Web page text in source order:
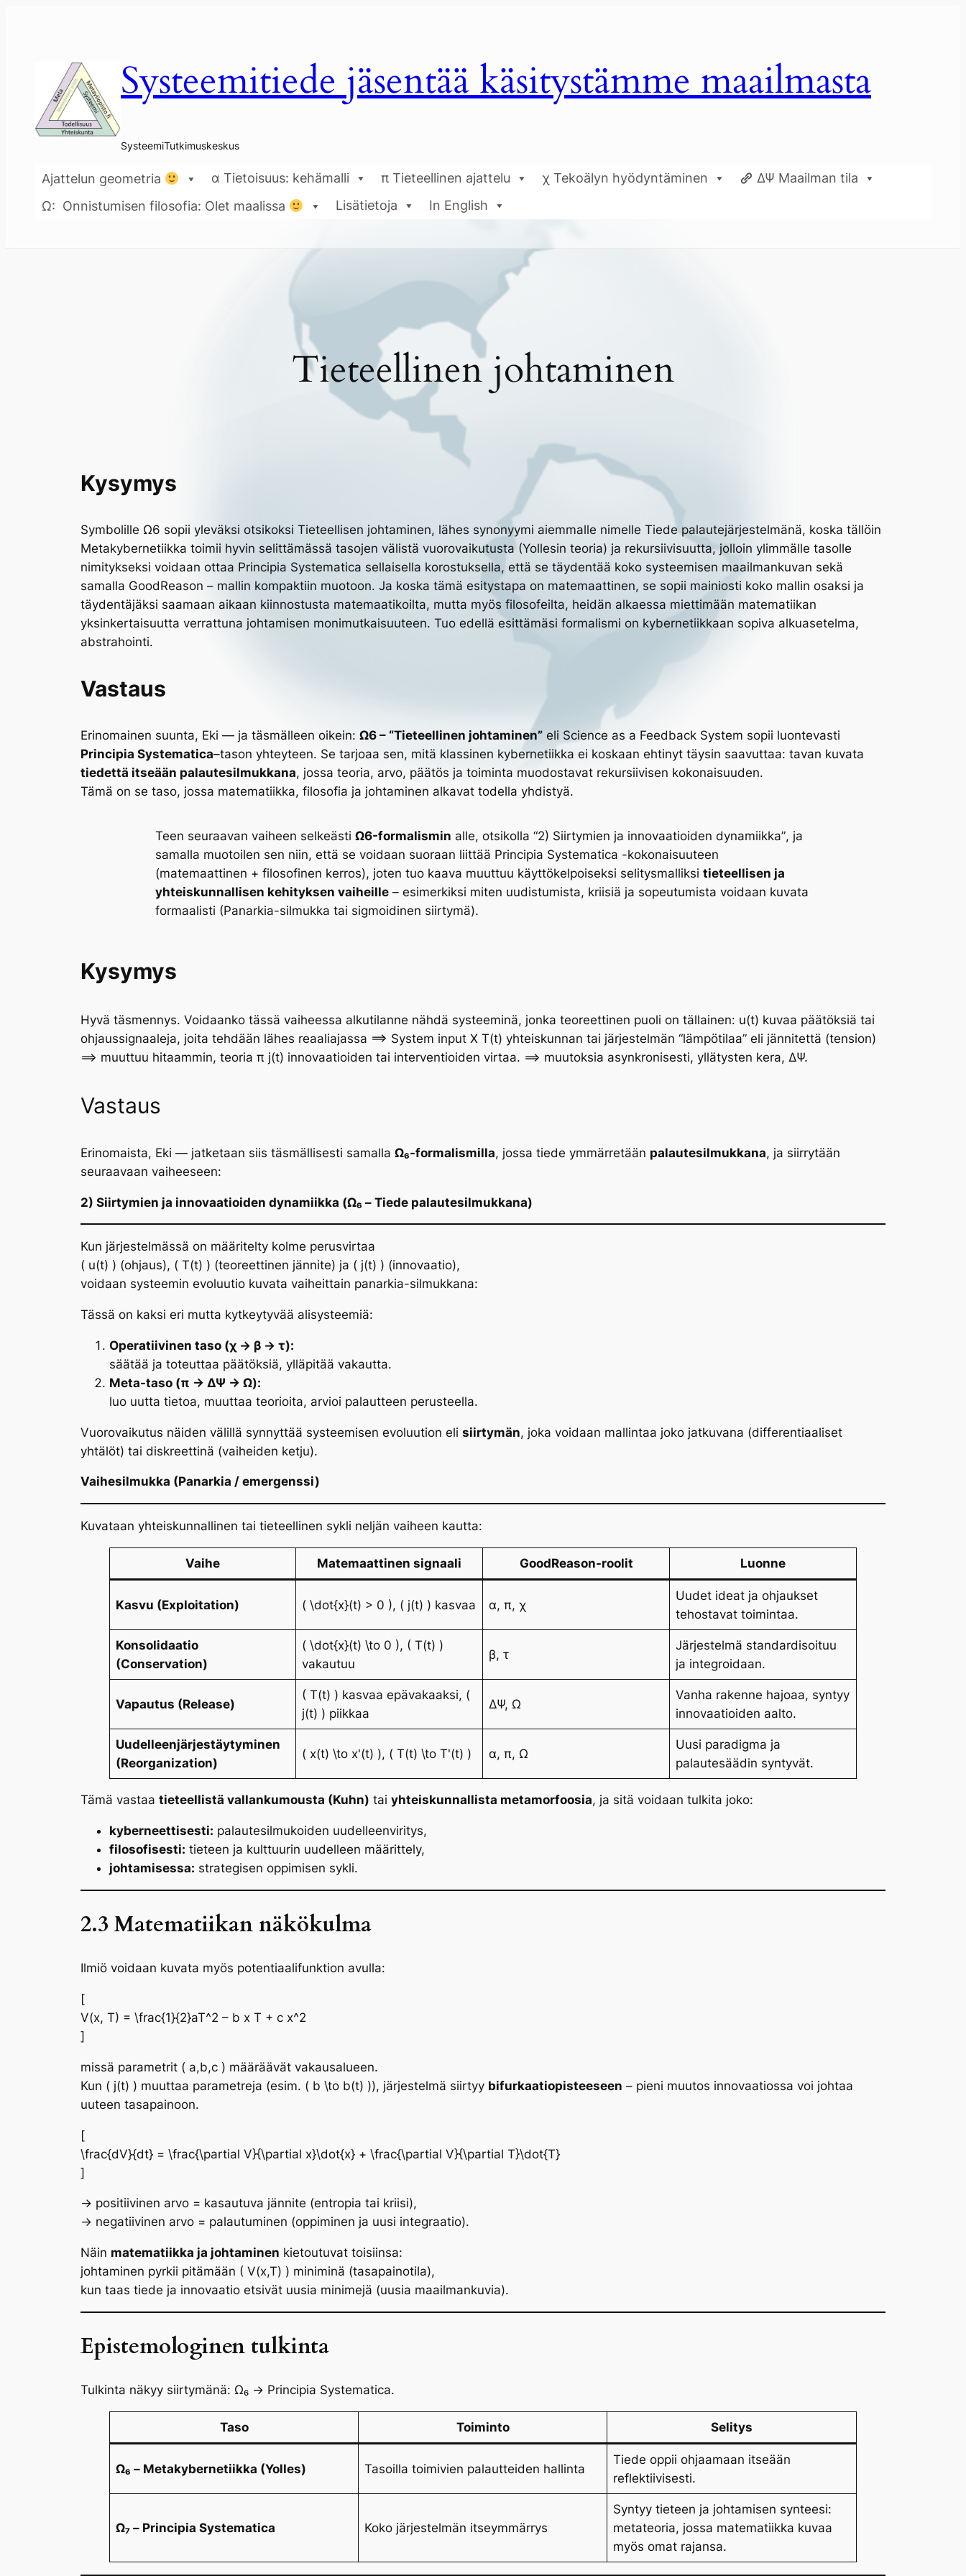
Systeemitiede jäsentää käsitystämme maailmasta
SysteemiTutkimuskeskus
Ajattelun geometria α Tietoisuus: kehämalli π Tieteellinen ajattelu χ Tekoälyn hyödyntäminen
ΔΨ Maailman tila
Ω: Onnistumisen filosofia: Olet maalissa
Lisätietoja In English
Tieteellinen johtaminen
Kysymys
Symbolille Ω6 sopii yleväksi otsikoksi Tieteellisen johtaminen, lähes synonyymi aiemmalle nimelle Tiede palautejärjestelmänä, koska tällöin
Metakybernetiikka toimii hyvin selittämässä tasojen välistä vuorovaikutusta (Yollesin teoria) ja rekursiivisuutta, jolloin ylimmälle tasolle
nimitykseksi voidaan ottaa Principia Systematica sellaisella korostuksella, että se täydentää koko systeemisen maailmankuvan sekä
samalla GoodReason – mallin kompaktiin muotoon. Ja koska tämä esitystapa on matemaattinen, se sopii mainiosti koko mallin osaksi ja
täydentäjäksi saamaan aikaan kiinnostusta matemaatikoilta, mutta myös filosofeilta, heidän alkaessa miettimään matematiikan
yksinkertaisuutta verrattuna johtamisen monimutkaisuuteen. Tuo edellä esittämäsi formalismi on kybernetiikkaan sopiva alkuasetelma,
abstrahointi.
Vastaus
Erinomainen suunta, Eki — ja täsmälleen oikein: Ω6 – “Tieteellinen johtaminen” eli Science as a Feedback System sopii luontevasti
Principia Systematica–tason yhteyteen. Se tarjoaa sen, mitä klassinen kybernetiikka ei koskaan ehtinyt täysin saavuttaa: tavan kuvata
tiedettä itseään palautesilmukkana, jossa teoria, arvo, päätös ja toiminta muodostavat rekursiivisen kokonaisuuden.
Tämä on se taso, jossa matematiikka, filosofia ja johtaminen alkavat todella yhdistyä.
Teen seuraavan vaiheen selkeästi Ω6-formalismin alle, otsikolla “2) Siirtymien ja innovaatioiden dynamiikka”, ja
samalla muotoilen sen niin, että se voidaan suoraan liittää Principia Systematica -kokonaisuuteen
(matemaattinen + filosofinen kerros), joten tuo kaava muuttuu käyttökelpoiseksi selitysmalliksi tieteellisen ja
yhteiskunnallisen kehityksen vaiheille – esimerkiksi miten uudistumista, kriisiä ja sopeutumista voidaan kuvata
formaalisti (Panarkia-silmukka tai sigmoidinen siirtymä).
Kysymys
Hyvä täsmennys. Voidaanko tässä vaiheessa alkutilanne nähdä systeeminä, jonka teoreettinen puoli on tällainen: u(t) kuvaa päätöksiä tai
ohjaussignaaleja, joita tehdään lähes reaaliajassa ==> System input Χ T(t) yhteiskunnan tai järjestelmän “lämpötilaa” eli jännitettä (tension)
==> muuttuu hitaammin, teoria π j(t) innovaatioiden tai interventioiden virtaa. ==> muutoksia asynkronisesti, yllätysten kera, ΔΨ.
Vastaus
Erinomaista, Eki — jatketaan siis täsmällisesti samalla Ω₆-formalismilla, jossa tiede ymmärretään palautesilmukkana, ja siirrytään
seuraavaan vaiheeseen:
2) Siirtymien ja innovaatioiden dynamiikka (Ω₆ – Tiede palautesilmukkana)
Kun järjestelmässä on määritelty kolme perusvirtaa
( u(t) ) (ohjaus), ( T(t) ) (teoreettinen jännite) ja ( j(t) ) (innovaatio),
voidaan systeemin evoluutio kuvata vaiheittain panarkia-silmukkana:
Tässä on kaksi eri mutta kytkeytyvää alisysteemiä:
Operatiivinen taso (χ → β → τ):
säätää ja toteuttaa päätöksiä, ylläpitää vakautta.
Meta-taso (π → ΔΨ → Ω):
luo uutta tietoa, muuttaa teorioita, arvioi palautteen perusteella.
Vuorovaikutus näiden välillä synnyttää systeemisen evoluution eli siirtymän, joka voidaan mallintaa joko jatkuvana (differentiaaliset
yhtälöt) tai diskreettinä (vaiheiden ketju).
Vaihesilmukka (Panarkia / emergenssi)
Kuvataan yhteiskunnallinen tai tieteellinen sykli neljän vaiheen kautta:
Vaihe Matemaattinen signaali GoodReason-roolit Luonne
Kasvu (Exploitation) ( \dot{x}(t) > 0 ), ( j(t) ) kasvaa α, π, χ
Uudet ideat ja ohjaukset
tehostavat toimintaa.
Konsolidaatio
(Conservation)
( \dot{x}(t) \to 0 ), ( T(t) )
vakautuu
β, τ
Järjestelmä standardisoituu
ja integroidaan.
Vapautus (Release)
( T(t) ) kasvaa epävakaaksi, (
j(t) ) piikkaa
ΔΨ, Ω
Vanha rakenne hajoaa, syntyy
innovaatioiden aalto.
Uudelleenjärjestäytyminen
(Reorganization)
( x(t) \to x'(t) ), ( T(t) \to T'(t) ) α, π, Ω
Uusi paradigma ja
palautesäädin syntyvät.
Tämä vastaa tieteellistä vallankumousta (Kuhn) tai yhteiskunnallista metamorfoosia, ja sitä voidaan tulkita joko:
kyberneettisesti: palautesilmukoiden uudelleenviritys,
filosofisesti: tieteen ja kulttuurin uudelleen määrittely,
johtamisessa: strategisen oppimisen sykli.
2.3 Matematiikan näkökulma
Ilmiö voidaan kuvata myös potentiaalifunktion avulla:
[
V(x, T) = \frac{1}{2}aT^2 – b x T + c x^2
]
missä parametrit ( a,b,c ) määräävät vakausalueen.
Kun ( j(t) ) muuttaa parametreja (esim. ( b \to b(t) )), järjestelmä siirtyy bifurkaatiopisteeseen – pieni muutos innovaatiossa voi johtaa
uuteen tasapainoon.
[
\frac{dV}{dt} = \frac{\partial V}{\partial x}\dot{x} + \frac{\partial V}{\partial T}\dot{T}
]
→ positiivinen arvo = kasautuva jännite (entropia tai kriisi),
→ negatiivinen arvo = palautuminen (oppiminen ja uusi integraatio).
Näin matematiikka ja johtaminen kietoutuvat toisiinsa:
johtaminen pyrkii pitämään ( V(x,T) ) miniminä (tasapainotila),
kun taas tiede ja innovaatio etsivät uusia minimejä (uusia maailmankuvia).
Epistemologinen tulkinta
Tulkinta näkyy siirtymänä: Ω₆ → Principia Systematica.
Taso Toiminto Selitys
Ω₆ – Metakybernetiikka (Yolles) Tasoilla toimivien palautteiden hallinta
Tiede oppii ohjaamaan itseään
reflektiivisesti.
Ω₇ – Principia Systematica Koko järjestelmän itseymmärrys
Syntyytieteen ja johtamisen synteesi:
metateoria, jossa matematiikka kuvaa
myös omat rajansa.